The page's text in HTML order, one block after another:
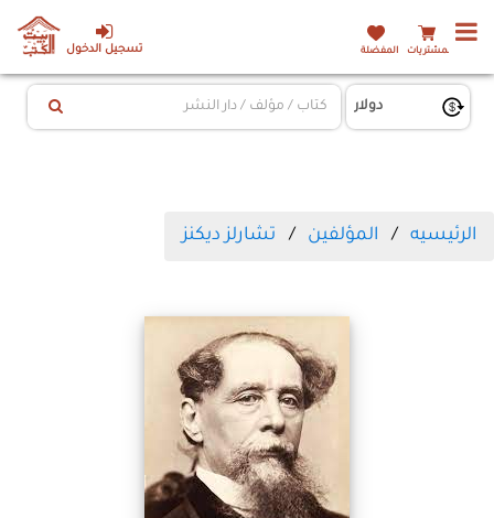
تسجيل الدخول المشتريات المفضلة
الرئيسيه المؤلفين تشارلز ديكنز